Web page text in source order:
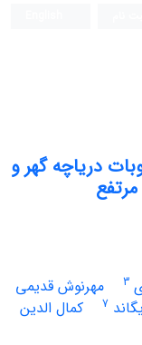
دریاچه گهر و
3 مهرنوش قدیمی
7
کمال الدین